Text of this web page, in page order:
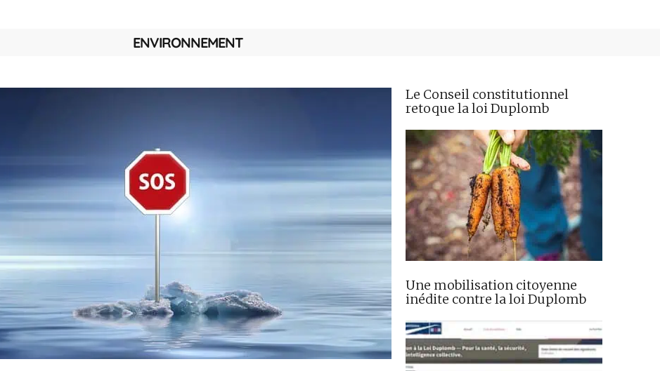
ENVIRONNEMENT
Le Conseil constitutionnel
retoque la loi Duplomb
Une mobilisation citoyenne
inédite contre la loi Duplomb